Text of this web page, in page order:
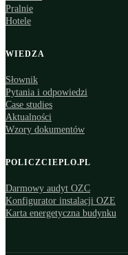
Pralnie
Hotele
WIEDZA
Słownik
Pytania i odpowiedzi
Case studies
Aktualności
Wzory dokumentów
POLICZCIEPLO.PL
Darmowy audyt OZC
Konfigurator instalacji OZE
Karta energetyczna budynku